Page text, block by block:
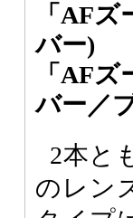
「AF
バー)
「AF
バー／
2本と
のレン